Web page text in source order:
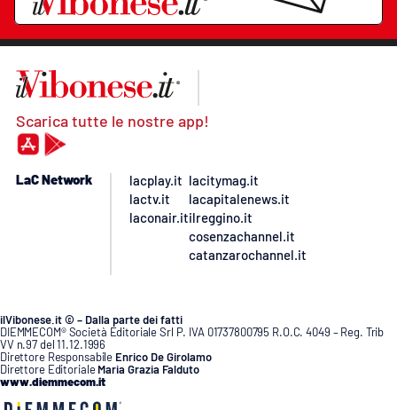
Scarica tutte le nostre app!
LaC Network
lacplay.it
lactv.it
laconair.it
lacitymag.it
lacapitalenews.it
ilreggino.it
cosenzachannel.it
catanzarochannel.it
ilVibonese.it © – Dalla parte dei fatti
DIEMMECOM® Società Editoriale Srl P. IVA 01737800795 R.O.C. 4049 – Reg. Trib
VV n.97 del 11.12.1996
Direttore Responsabile Enrico De Girolamo
Direttore Editoriale Maria Grazia Falduto
www.diemmecom.it